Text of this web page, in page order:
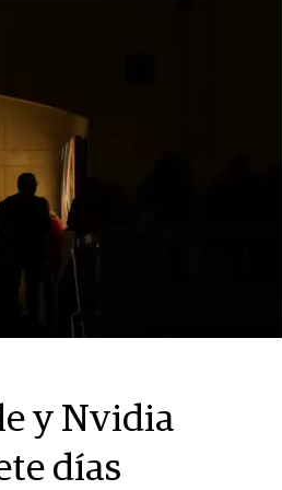
y Nvidia
días